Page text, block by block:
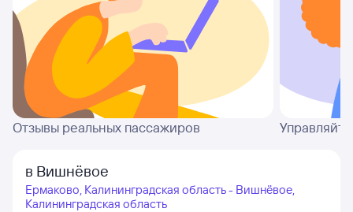
Отзывы реальных пассажиров
в Вишнёвое
Ермаково, Калининградская область - Вишнёвое,
Калининградская область